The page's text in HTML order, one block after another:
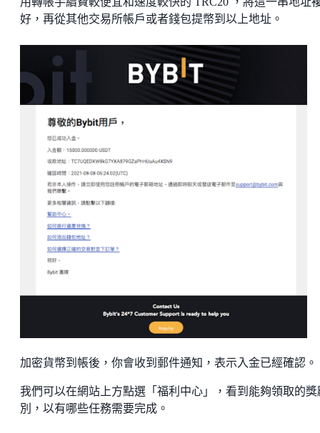
好，再從其他交易所帳戶或者錢包提幣到以上地址。
加密貨幣到帳後，你會收到郵件通知，表示入金已經確認。
我們可以在網站上方點選「福利中心」，看到能夠領取的獎
別，以有哪些任務需要完成。